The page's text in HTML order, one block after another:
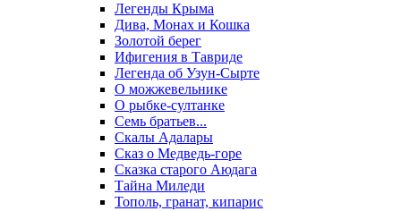
Легенды Крыма
Дива, Монах и Кошка
Золотой берег
Ифигения в Тавриде
Легенда об Узун-Сырте
О можжевельнике
О рыбке-султанке
Семь братьев...
Скалы Адалары
Сказ о Медведь-горе
Сказка старого Аюдага
Тайна Миледи
Тополь, гранат, кипарис